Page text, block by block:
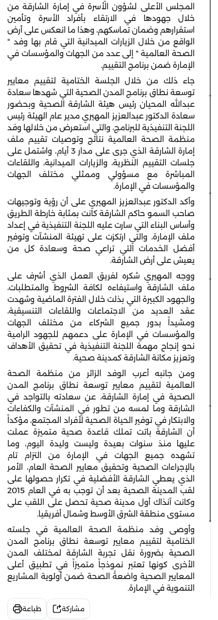
المجلس الأعلى لشؤون الأسرة في إمارة الشارقة من
خلال جهودها في الارتقاء بأفراد الأسرة وتأمين
استقرارهم وضمان تماسكهم، وهذا ما انعكس على أرض
الواقع من خلال الزيارات الميدانية التي قام بها وفد "
الصحة العالمية " إلى عدد من الجهات والمؤسسات في
الإمارة ضمن برنامج التقييم.
جاء ذلك من خلال الجلسة الختامية لتقييم معايير
توسعة نطاق برنامج المدن الصحية التي شهدها سعادة
عبدالله المحيان رئيس هيئة الشارقة الصحية وبحضور
سعادة الدكتور عبدالعزيز المهيري مدير عام الهيئة رئيس
اللجنة التنفيذية للبرنامج، والتي استعرض من خلالها وفد
منظمة الصحة العالمية نتائج وتوصيات تقييم ملف
إمارة الشارقة الذي جرى على مدار 3 أيام، واشتمل على
جلسات التقييم النظرية، والزيارات الميدانية، واللقاءات
المباشرة مع مسؤولي وممثلي مختلف الجهات
والمؤسسات في الإمارة.
وأكد الدكتور عبدالعزيز المهيري على أن رؤية وتوجيهات
صاحب السمو حاكم الشارقة كانت بمثابة خارطة الطريق
وأساس البناء التي سارت عليه اللجنة التنفيذية في إعداد
ملف الإمارة، والتي ارتكزت على تهيئة المنشآت وتوفير
أفضل الخدمات التي تراعي صحة وسعادة كل من
يعيش على أرض الشارقة.
ووجه المهيري شكره لفريق العمل الذي أشرف على
ملف الشارقة واستيفاءه لكافة الشروط والمتطلبات،
والجهود الكبيرة التي بذلت خلال الفترة الماضية وشهدت
عقد العديد من الاجتماعات واللقاءات التنسيقية،
ومشيداً بدور جميع الشركاء من مختلف الجهات
والمؤسسات في الإمارة على دعمهم للجهود الرامية
نحو إنجاح مهمة اللجنة التنفيذية في تحقيق الأهداف
وتعزيز مكانة الشارقة كمدينة صحية.
ومن جانبه أعرب الوفد الزائر من منظمة الصحة
العالمية لتقييم معايير توسعة نطاق برنامج المدن
الصحية في إمارة الشارقة، عن سعادته بالتواجد في
الشارقة وما لمسه من تطور في المنشآت والكفاءات
والابتكار في توفير الحياة الصحية لأفراد المجتمع، مؤكداً
أن الشارقة باتت تملك قاعدة صحية متميزة عملت
عليها منذ سنوات بعيدة وليست وليدة اليوم، وما
تشهده جميع الجهات في الإمارة من التزام تام
بالإجراءات الصحية وتحقيق معايير الصحة العام، الأمر
الذي يعطي الشارقة الأفضلية في تكرار حصولها على
لقب المدينة الصحية بعد أن توجب به في العام 2015
وكانت آنذاك أول مدينة صحية تحصل على اللقب على
مستوى منطقة الشرق الأوسط وشمال أفريقيا.
وأوصى وفد منظمة الصحة العالمية في جلسته
الختامية لتقييم معايير توسعة نطاق برنامج المدن
الصحية بضرورة نقل تجربة الشارقة لمختلف المدن
الأخرى كونها تعتبر نموذجاً متميزاً في تطبيق أعلى
المعايير الصحية واضعةً الصحة ضمن أولوية المشاريع
التنموية في الإمارة.
مشاركة طباعة